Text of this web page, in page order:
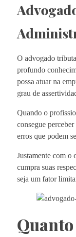
O advogado
profundo
possa atuar na
grau de
Quando o
consegue
erros que podem
Justamente com o
cumpra suas
seja um fator